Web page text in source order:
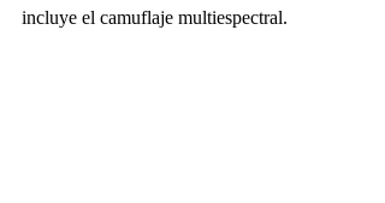
incluye el camuflaje multiespectral.